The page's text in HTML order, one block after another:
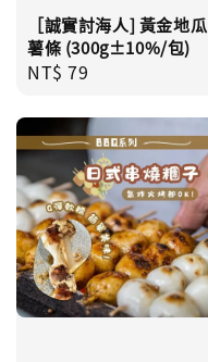
［誠實討海人] 黃金地瓜
薯條 (300g±10%/包)
Regular
NT$ 79